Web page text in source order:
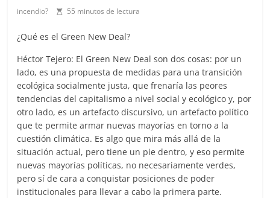
incendio?
55 minutos de lectura
¿Qué es el Green New Deal?
Héctor Tejero: El Green New Deal son dos cosas: por un
lado, es una propuesta de medidas para una transición
ecológica socialmente justa, que frenaría las peores
tendencias del capitalismo a nivel social y ecológico y, por
otro lado, es un artefacto discursivo, un artefacto político
que te permite armar nuevas mayorías en torno a la
cuestión climática. Es algo que mira más allá de la
situación actual, pero tiene un pie dentro, y eso permite
nuevas mayorías políticas, no necesariamente verdes,
pero sí de cara a conquistar posiciones de poder
institucionales para llevar a cabo la primera parte.